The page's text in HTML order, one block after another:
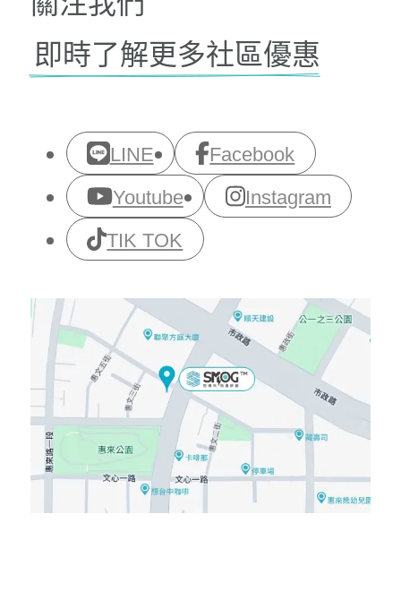
即時了解更多社區優惠
LINE
Facebook
Youtube
Instagram
TIK TOK